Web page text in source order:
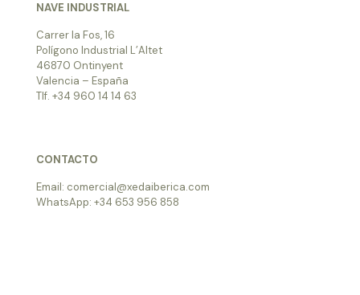
NAVE INDUSTRIAL
Carrer la Fos, 16
Polígono Industrial L’Altet
46870 Ontinyent
Valencia – España
Tlf. +34 960 14 14 63
CONTACTO
Email: comercial@xedaiberica.com
WhatsApp: +34 653 956 858